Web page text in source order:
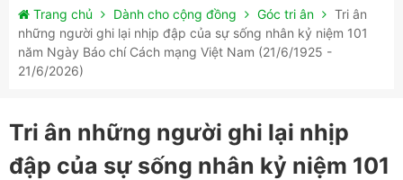
Trang chủ Dành cho cộng đồng Góc tri ân
Tri ân
những người ghi lại nhịp đập của sự sống nhân kỷ niệm 101
năm Ngày Báo chí Cách mạng Việt Nam (21/6/1925 -
21/6/2026)
Tri ân những người ghi lại nhịp
đập của sự sống nhân kỷ niệm 101